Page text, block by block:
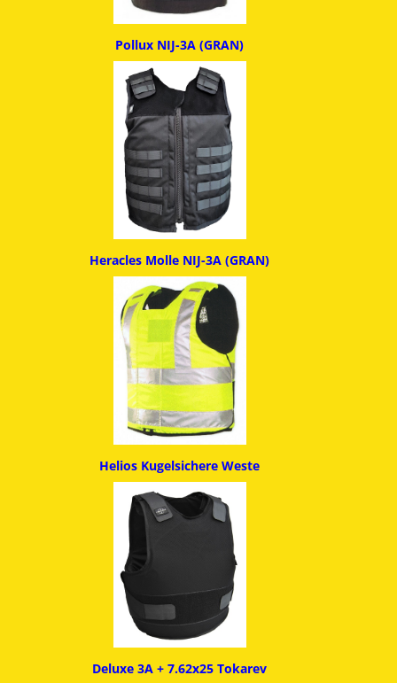
Pollux NIJ-3A (GRAN)
Heracles Molle NIJ-3A (GRAN)
Helios Kugelsichere Weste
Deluxe 3A + 7.62x25 Tokarev